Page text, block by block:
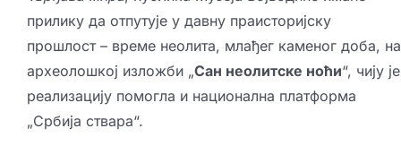
прилику да отпутује у давну праисторијску
прошлост – време неолита, млађег каменог доба, на
археолошкој изложби „Сан неолитске ноћи“, чију је
реализацију помогла и национална платформа
„Србија ствара“.